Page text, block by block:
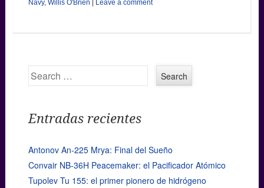
Navy, Willis O'Brien | Leave a comment
Search
Entradas recientes
Antonov An-225 Mrya: Final del Sueño
Convair NB-36H Peacemaker: el Pacificador Atómico
Tupolev Tu 155: el primer pionero de hidrógeno